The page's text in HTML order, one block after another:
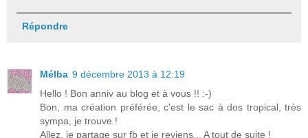
Répondre
Mélba 9 décembre 2013 à 12:19
Hello ! Bon anniv au blog et à vous !! :-)
Bon, ma création préférée, c'est le sac à dos tropical, très
sympa, je trouve !
Allez, je partage sur fb et je reviens... A tout de suite !